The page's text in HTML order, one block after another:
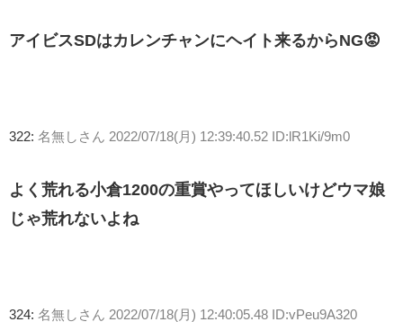
アイビスSDはカレンチャンにヘイト来るからNG😡
322: 名無しさん 2022/07/18(月) 12:39:40.52 ID:lR1Ki/9m0
よく荒れる小倉1200の重賞やってほしいけどウマ娘
じゃ荒れないよね
324: 名無しさん 2022/07/18(月) 12:40:05.48 ID:vPeu9A320